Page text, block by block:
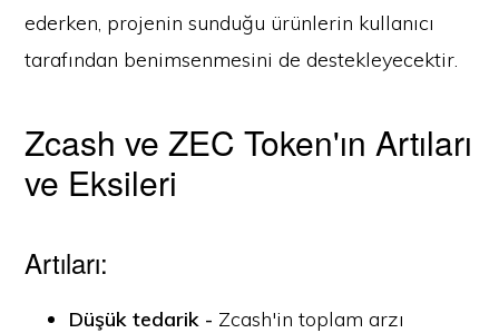
ederken, projenin sunduğu ürünlerin kullanıcı
tarafından benimsenmesini de destekleyecektir.
Zcash ve ZEC Token'ın Artıları
ve Eksileri
Artıları:
Düşük tedarik - Zcash'in toplam arzı